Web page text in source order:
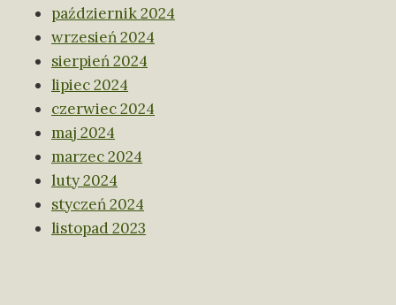
październik 2024
wrzesień 2024
sierpień 2024
lipiec 2024
czerwiec 2024
maj 2024
marzec 2024
luty 2024
styczeń 2024
listopad 2023